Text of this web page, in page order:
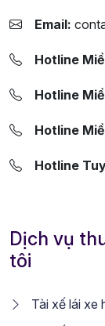
Email:
Hotline
Hotline
Hotline
Hotline
Dịch vụ
tôi
Tài xế lái xe